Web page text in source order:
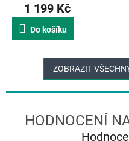
1 199 Kč
Do košíku
ZOBRAZIT